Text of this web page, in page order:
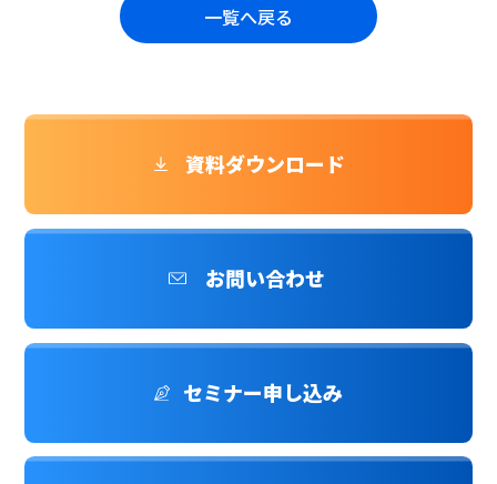
一覧へ戻る
資料ダウンロード
お問い合わせ
セミナー申し込み